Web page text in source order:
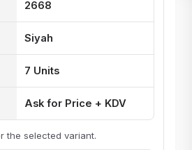
2668
Siyah
7 Units
Ask for Price + KDV
the selected variant.